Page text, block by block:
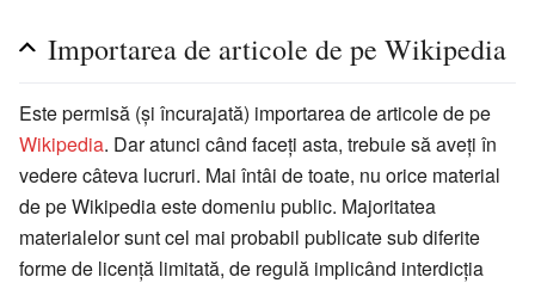
Importarea de articole de pe Wikipedia
Este permisă (și încurajată) importarea de articole de pe
Wikipedia. Dar atunci când faceți asta, trebuie să aveți în
vedere câteva lucruri. Mai întâi de toate, nu orice material
de pe Wikipedia este domeniu public. Majoritatea
materialelor sunt cel mai probabil publicate sub diferite
forme de licență limitată, de regulă implicând interdicția